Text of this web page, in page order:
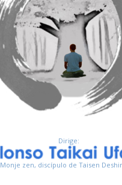
Dirige:
Monje zen, discípulo de Taisen